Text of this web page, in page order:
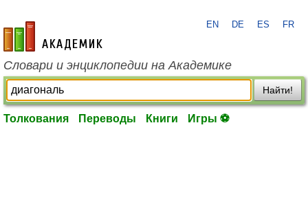
academic.ru
EN DE ES FR
Словари и энциклопедии на Академике
Найти!
Толкования Переводы Книги Игры ⚽